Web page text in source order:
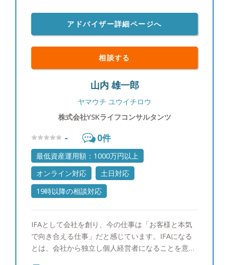
備えたり、想定できないリスクを考慮する事も同じ
くらい大切です。また、お客様ご自身のお考えや生
活環境の変化があるかも知れません。お客様の人生
を多角的にサポート出来るよう、GAIAではお金に
関する様々なサポート体制を整えております。
●GAIAが掲げる「顧客本位」とはどのようなことだ
と思うか 顧客本位とは、“お客様にとって大切なも
そのためには、人生のパートナーとしてお客様に寄
り添うこと、金融のプロとして重要な情報を分かり
やすくお伝えすることが必要だと考えています。
GAIAのIFAとして『本当にお客様の夢を実現できた
かどうか』 その問いに向き合い続けるためにも、
お客様との長期的な関係を築いていきます。 ●入社
の決め手となったGAIAに共感した2つの魅力 1つ目
は、「ファイナンシャル・プランニングによって世
した点です。全ての行動や施策がビジョンに基づい
ており、お客様と長期的にお付き合いするためのア
フターフォローを組織として大切している点や、販
売手数料中心ではなくフィーベース（残高連動）に
アドバイザー詳細ページへ
相談する
山内 雄一郎
ヤマウチ ユウイチロウ
株式会社YSKライフコンサルタンツ
- 0件
最低資産運用額：1000万円以上
オンライン対応
土日対応
19時以降の相談対応
IFAとして会社を創り、今の仕事は「お客様と本気
で向き合える仕事」だと感じています。IFAになる
とは、会社から独立し個人経営者になることを意味